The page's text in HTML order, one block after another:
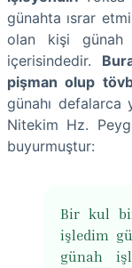
günahta ısrar
olan kişi günah
içerisindedir.
pişman olup
günahı defalarca
Nitekim Hz.
buyurmuştur:
Bir kul
işledim
günah